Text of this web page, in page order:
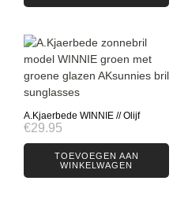
A.Kjaerbede WINNIE // Olijf
€29.95
TOEVOEGEN AAN
WINKELWAGEN